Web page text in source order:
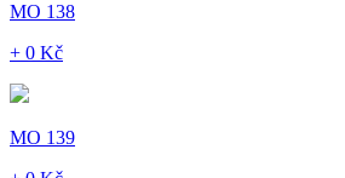
MO 138
+ 0 Kč
MO 139